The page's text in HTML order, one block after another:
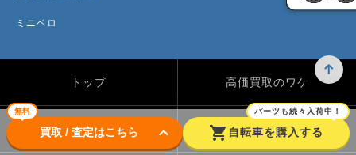
無料
買取 / 査定はこちら keyboard_arrow_down shopping_cart
パーツも続々入荷中！
自転車を購入する
ミニベロ
トップ 高価買取のワケ
買取方法 買取カテゴリー